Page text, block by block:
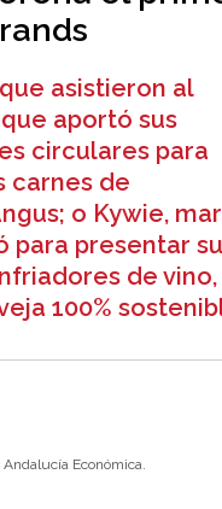
asistieron al
aportó sus
circulares para
carnes de
o Kywie,
para presentar
de vino,
100%
Económica.